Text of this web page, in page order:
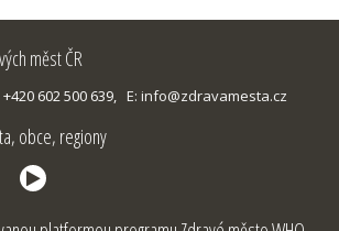
měst ČR
+420 602 500 639, E: info@zdravamesta.cz
obce, regiony